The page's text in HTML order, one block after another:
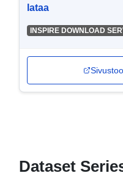
lataa
INSPIRE DOWNLOAD
Dataset